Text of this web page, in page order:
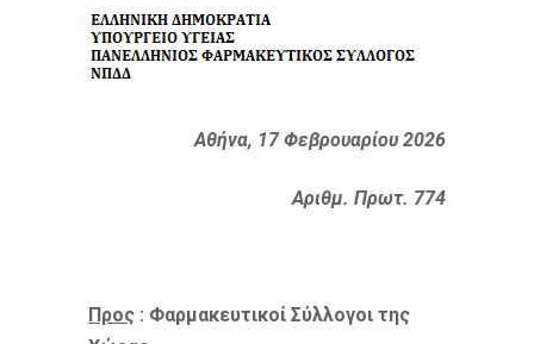
Αθήνα, 17 Φεβρουαρίου 2026
Αριθμ. Πρωτ. 774
Προς : Φαρμακευτικοί Σύλλογοι της